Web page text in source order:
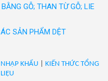
100%/VN/XK
thiện tạo thẩm mỹ
665 WHITE
hoàn thiện tạo thẩm mỹ
665 WHITE
nước với các nhãn hiệu
Việt Nam yêu thích. Hàng
trang công sở cao cấp như
Suit... Thương hiệu
hiệu thời trang được
qua của May 10 đ...
GỖ; THAN TỪ GỖ; LIE
SẢN PHẨM DỆT
KHẨU
KIẾN THỨC TỔNG